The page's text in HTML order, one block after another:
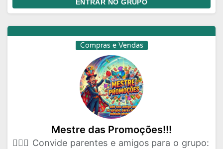
ENTRAR NO GRUPO
Compras e Vendas
Mestre das Promoções!!!
🦸🏻‍♂️ Convide parentes e amigos para o grupo: